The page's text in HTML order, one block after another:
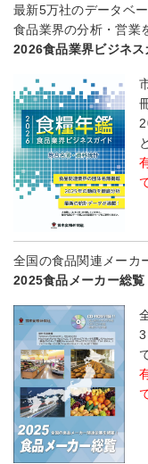
最新5万社のデータベー
食品業界の分析・営業
2026食品業界ビジネス
全国の食品関連メー
2025食品メーカー総覧